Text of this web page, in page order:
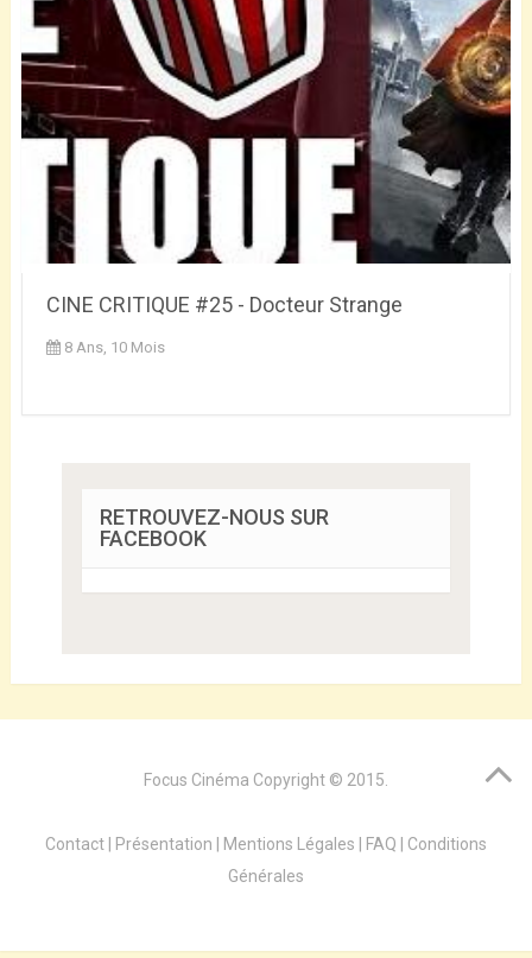
CINE CRITIQUE #25 - Docteur Strange
8 Ans, 10 Mois
RETROUVEZ-NOUS SUR
FACEBOOK
Focus Cinéma Copyright © 2015.
Contact Présentation Mentions Légales FAQ
Conditions
Générales